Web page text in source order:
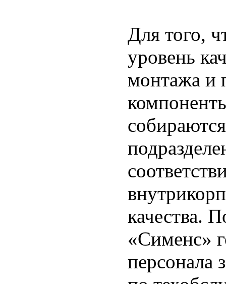
Для того,
уровень
монтажа и
качества.
«Сименс»
персонала